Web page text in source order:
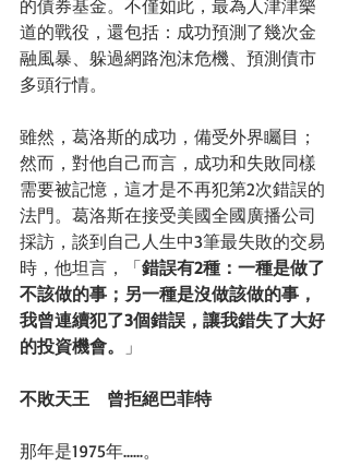
的債券基金。不僅如此，最為人津津樂
道的戰役，還包括：成功預測了幾次金
融風暴、躲過網路泡沫危機、預測債市
多頭行情。
雖然，葛洛斯的成功，備受外界矚目；
然而，對他自己而言，成功和失敗同樣
需要被記憶，這才是不再犯第2次錯誤的
法門。葛洛斯在接受美國全國廣播公司
採訪，談到自己人生中3筆最失敗的交易
時，他坦言，「錯誤有2種：一種是做了
不該做的事；另一種是沒做該做的事，
我曾連續犯了3個錯誤，讓我錯失了大好
的投資機會。
」
不敗天王　曾拒絕巴菲特
那年是1975年......。